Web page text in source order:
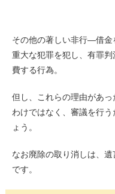
その他の著しい非行―借金
重大な犯罪を犯し、有罪
費する行為。
但し、これらの理由があ
わけではなく、審議を行
ょう。
なお廃除の取り消しは、
です。